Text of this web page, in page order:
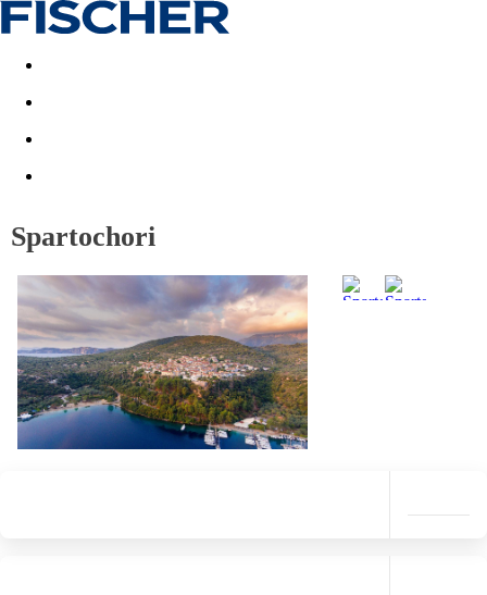
Akční nabídky Last minute
Spartochori